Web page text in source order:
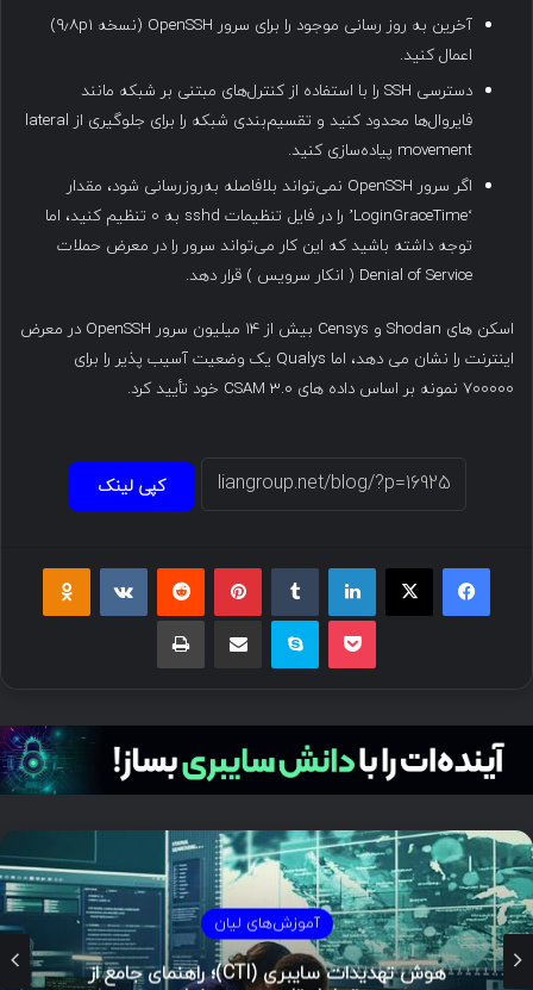
آخرین به روز رسانی موجود را برای سرور OpenSSH (نسخه ۹٫۸p1)
اعمال کنید.
دسترسی SSH را با استفاده از کنترل‌های مبتنی بر شبکه مانند
فایروال‌ها محدود کنید و تقسیم‌بندی شبکه را برای جلوگیری از lateral
movement پیاده‌سازی کنید.
اگر سرور OpenSSH نمی‌تواند بلافاصله به‌روزرسانی شود، مقدار
‘LoginGraceTime’ را در فایل تنظیمات sshd به ۰ تنظیم کنید، اما
توجه داشته باشید که این کار می‌تواند سرور را در معرض حملات
Denial of Service ( انکار سرویس ) قرار دهد.
اسکن های Shodan و Censys بیش از ۱۴ میلیون سرور OpenSSH در معرض
اینترنت را نشان می دهد، اما Qualys یک وضعیت آسیب پذیر را برای
۷۰۰۰۰۰ نمونه بر اساس داده های CSAM 3.0 خود تأیید کرد.
کپی لینک
فیسبوک ایکس لینکداین پینتریست
پاکت اسکایپ چاپ
آموزش‌های لیان
هوش تهدیدات سایبری (CTI)؛ راهنمای جامع از